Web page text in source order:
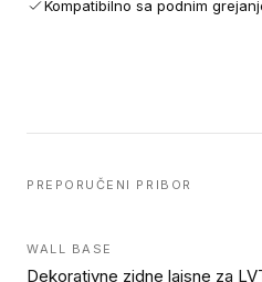
Kompatibilno sa podnim
PREPORUČENI PRIBOR
WALL BASE
Dekorativne zidne lajsne za